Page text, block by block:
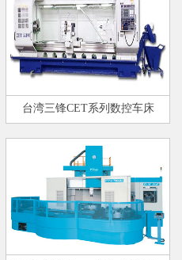
台湾三锋CET系列数控车床